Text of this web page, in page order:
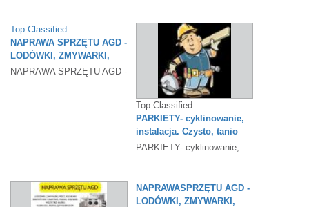
grzewczo-chłodzących
TOMASZ...
Top Classified
NAPRAWA SPRZĘTU AGD -
LODÓWKI, ZMYWARKI,
KUCHNIE
NAPRAWA SPRZĘTU AGD -
Top Classified
PARKIETY- cyklinowanie,
instalacja. Czysto, tanio
PARKIETY- cyklinowanie,
NAPRAWASPRZĘTU AGD -
LODÓWKI, ZMYWARKI,